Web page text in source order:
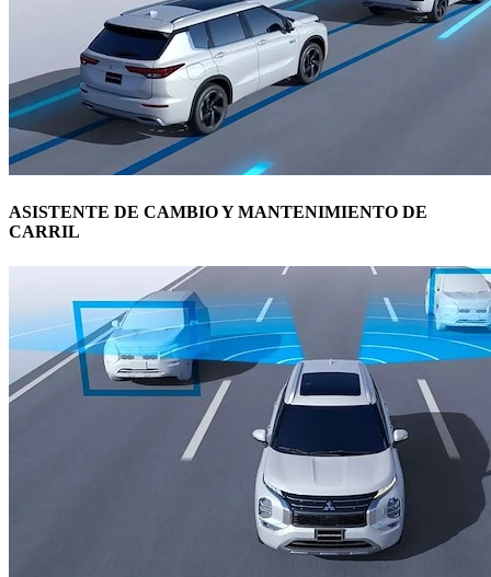
ASISTENTE DE CAMBIO Y MANTENIMIENTO DE
CARRIL